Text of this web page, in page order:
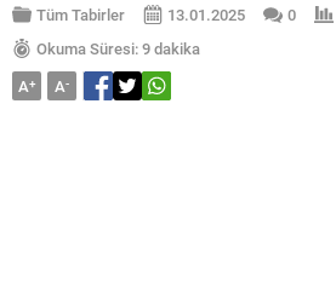
Tüm Tabirler 13.01.2025 0
Okuma Süresi: 9 dakika
A+ A-